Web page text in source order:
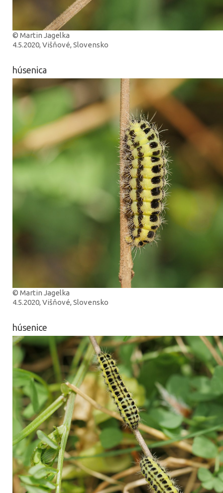
© Martin Jagelka
4.5.2020, Višňové, Slovensko
húsenica
© Martin Jagelka
4.5.2020, Višňové, Slovensko
húsenice